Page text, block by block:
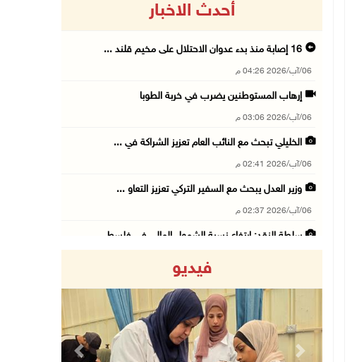
أحدث الاخبار
16 إصابة منذ بدء عدوان الاحتلال على مخيم قلند ...
06/آب/2026 04:26 م
إرهاب المستوطنين يضرب في خربة الطوبا
06/آب/2026 03:06 م
الخليلي تبحث مع النائب العام تعزيز الشراكة في ...
06/آب/2026 02:41 م
وزير العدل يبحث مع السفير التركي تعزيز التعاو ...
06/آب/2026 02:37 م
سلطة النقد: ارتفاع نسبة الشمول المالي في فلسط ...
وزراء خارجية 8 دول عربية وإسلامية يدينون الان ...
06/آب/2026 02:17 م
فيديو
Previous Next